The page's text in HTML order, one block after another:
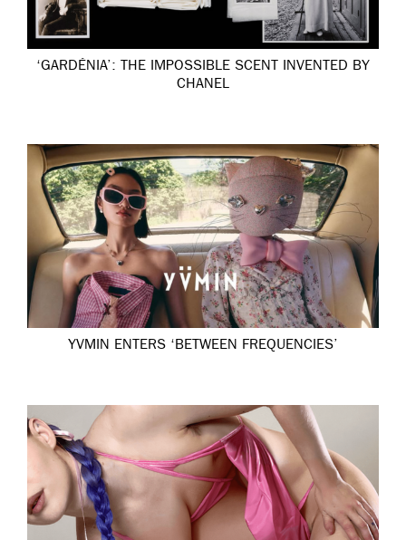
‘GARDÉNIA’: THE IMPOSSIBLE SCENT INVENTED BY
CHANEL
YVMIN ENTERS ‘BETWEEN FREQUENCIES’